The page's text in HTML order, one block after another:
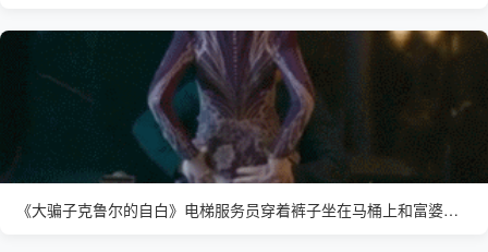
《大骗子克鲁尔的自白》电梯服务员穿着裤子坐在马桶上和富婆交流